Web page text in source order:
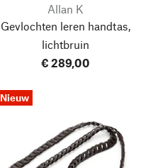
Allan K
Gevlochten leren handtas,
lichtbruin
€ 289,00
Nieuw